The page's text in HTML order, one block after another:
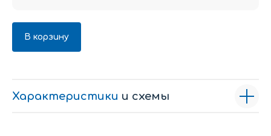
В корзину
Характеристики и схемы